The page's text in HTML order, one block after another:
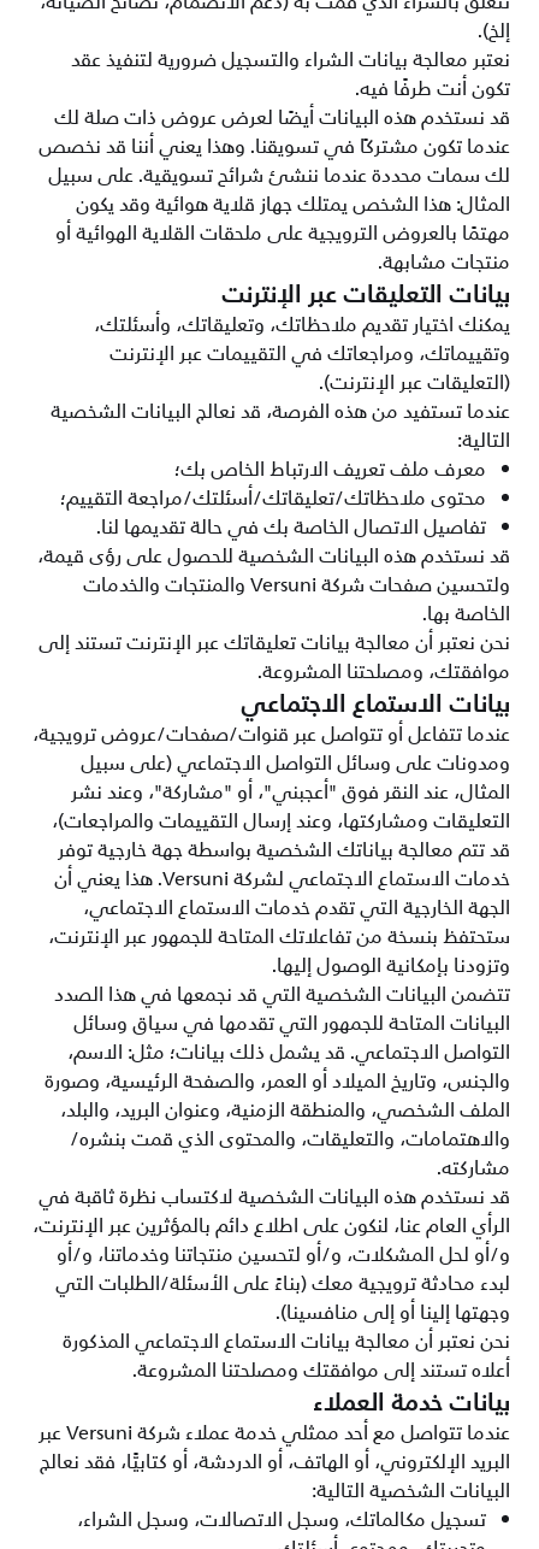
إلخ).
نعتبر معالجة بيانات الشراء والتسجيل ضرورية لتنفيذ عقد
تكون أنت طرفًا فيه.
قد نستخدم هذه البيانات أيضًا لعرض عروض ذات صلة لك
عندما تكون مشتركًا في تسويقنا. وهذا يعني أننا قد نخصص
لك سمات محددة عندما ننشئ شرائح تسويقية. على سبيل
المثال: هذا الشخص يمتلك جهاز قلاية هوائية وقد يكون
مهتمًا بالعروض الترويجية على ملحقات القلاية الهوائية أو
منتجات مشابهة.
بيانات التعليقات عبر الإنترنت
يمكنك اختيار تقديم ملاحظاتك، وتعليقاتك، وأسئلتك،
وتقييماتك، ومراجعاتك في التقييمات عبر الإنترنت
(التعليقات عبر الإنترنت).
عندما تستفيد من هذه الفرصة، قد نعالج البيانات الشخصية
التالية:
معرف ملف تعريف الارتباط الخاص بك؛
محتوى ملاحظاتك/تعليقاتك/أسئلتك/مراجعة التقييم؛
تفاصيل الاتصال الخاصة بك في حالة تقديمها لنا.
قد نستخدم هذه البيانات الشخصية للحصول على رؤى قيمة،
ولتحسين صفحات شركة Versuni والمنتجات والخدمات
الخاصة بها.
نحن نعتبر أن معالجة بيانات تعليقاتك عبر الإنترنت تستند إلى
موافقتك، ومصلحتنا المشروعة.
بيانات الاستماع الاجتماعي
عندما تتفاعل أو تتواصل عبر قنوات/صفحات/عروض ترويجية،
ومدونات على وسائل التواصل الاجتماعي (على سبيل
المثال، عند النقر فوق "أعجبني"، أو "مشاركة"، وعند نشر
التعليقات ومشاركتها، وعند إرسال التقييمات والمراجعات)،
قد تتم معالجة بياناتك الشخصية بواسطة جهة خارجية توفر
خدمات الاستماع الاجتماعي لشركة Versuni. هذا يعني أن
الجهة الخارجية التي تقدم خدمات الاستماع الاجتماعي،
ستحتفظ بنسخة من تفاعلاتك المتاحة للجمهور عبر الإنترنت،
وتزودنا بإمكانية الوصول إليها.
تتضمن البيانات الشخصية التي قد نجمعها في هذا الصدد
البيانات المتاحة للجمهور التي تقدمها في سياق وسائل
التواصل الاجتماعي. قد يشمل ذلك بيانات؛ مثل: الاسم،
والجنس، وتاريخ الميلاد أو العمر، والصفحة الرئيسية، وصورة
الملف الشخصي، والمنطقة الزمنية، وعنوان البريد، والبلد،
والاهتمامات، والتعليقات، والمحتوى الذي قمت بنشره/
مشاركته.
قد نستخدم هذه البيانات الشخصية لاكتساب نظرة ثاقبة في
الرأي العام عنا، لنكون على اطلاع دائم بالمؤثرين عبر الإنترنت،
و/أو لحل المشكلات، و/أو لتحسين منتجاتنا وخدماتنا، و/أو
لبدء محادثة ترويجية معك (بناءً على الأسئلة/الطلبات التي
وجهتها إلينا أو إلى منافسينا).
نحن نعتبر أن معالجة بيانات الاستماع الاجتماعي المذكورة
أعلاه تستند إلى موافقتك ومصلحتنا المشروعة.
بيانات خدمة العملاء
عندما تتواصل مع أحد ممثلي خدمة عملاء شركة Versuni عبر
البريد الإلكتروني، أو الهاتف، أو الدردشة، أو كتابيًّا، فقد نعالج
البيانات الشخصية التالية:
تسجيل مكالماتك، وسجل الاتصالات، وسجل الشراء،